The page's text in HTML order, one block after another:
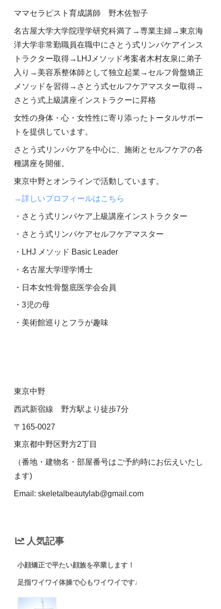
ママセラピスト育成講師 野木佐智子
名古屋大学大学院理学研究科満了→専業主婦→東京海
洋大学非常勤職員在職中にさとう式リンパケアインス
トラクター取得→LHJメソッド考案者木村友泉に弟子
入り→美容系整体師として独立起業→セルフ骨盤矯正
メソッドを習得→さとう式セルフケアマスター取得→
さとう式上級講座インストラクーに昇格
女性の身体・心・女性性に寄り添ったトータルサポー
トを提供しています。
さとう式リンパケアを中心に、施術とセルフケアの各
種講座を開催。
東京中野とオンラインで活動しています。
→詳しいプロフィールはこちら
・さとう式リンパケア上級講座インストラクター
・さとう式リンパケアセルフケアマスター
・LHJ メソッド Basic Leader
・名古屋大学理学博士
・日本女性骨盤底医学会会員
・3児の母
・美術館巡りとフラが趣味
東京中野
西武新宿線 野方駅より徒歩7分
〒165-0027
東京都中野区野方2丁目
（番地・建物名・部屋番号はご予約時にお伝えいたし
ます)
Email: skeletalbeautylab@gmail.com
人気記事
小顔矯正で平たい顔族を卒業します！
足指ワイワイ体操で心もワイワイです♩